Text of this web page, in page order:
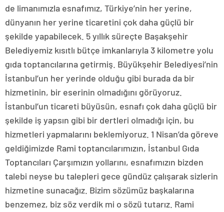
de limanımızla esnafımız, Türkiye’nin her yerine,
dünyanın her yerine ticaretini çok daha güçlü bir
şekilde yapabilecek. 5 yıllık süreçte Başakşehir
Belediyemiz kısıtlı bütçe imkanlarıyla 3 kilometre yolu
gıda toptancılarına getirmiş. Büyükşehir Belediyesi’nin
İstanbul’un her yerinde olduğu gibi burada da bir
hizmetinin, bir eserinin olmadığını görüyoruz.
İstanbul’un ticareti büyüsün, esnafı çok daha güçlü bir
şekilde iş yapsın gibi bir dertleri olmadığı için, bu
hizmetleri yapmalarını beklemiyoruz. 1 Nisan’da göreve
geldiğimizde Rami toptancılarımızın, İstanbul Gıda
Toptancıları Çarşımızın yollarını, esnafımızın bizden
talebi neyse bu talepleri gece gündüz çalışarak sizlerin
hizmetine sunacağız. Bizim sözümüz başkalarına
benzemez, biz söz verdik mi o sözü tutarız. Rami